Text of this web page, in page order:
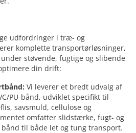
udfordringer i træ- og
komplette transportørløsninger,
støvende, fugtige og slibende
din drift:
Vi leverer et bredt udvalg af
PU-bånd, udviklet specifikt til
savsmuld, cellulose og
omfatter slidstærke, fugt- og
til både let og tung transport.